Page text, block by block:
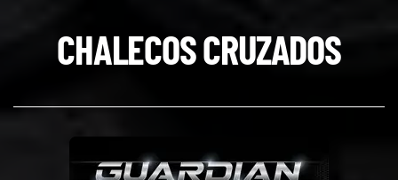
CHALECOS CRUZADOS